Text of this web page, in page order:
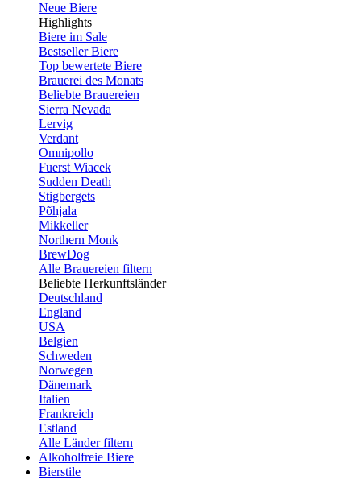
Neue Biere
Highlights
Biere im Sale
Bestseller Biere
Top bewertete Biere
Brauerei des Monats
Beliebte Brauereien
Sierra Nevada
Lervig
Verdant
Omnipollo
Fuerst Wiacek
Sudden Death
Stigbergets
Põhjala
Mikkeller
Northern Monk
BrewDog
Alle Brauereien filtern
Beliebte Herkunftsländer
Deutschland
England
USA
Belgien
Schweden
Norwegen
Dänemark
Italien
Frankreich
Estland
Alle Länder filtern
Alkoholfreie Biere
Bierstile